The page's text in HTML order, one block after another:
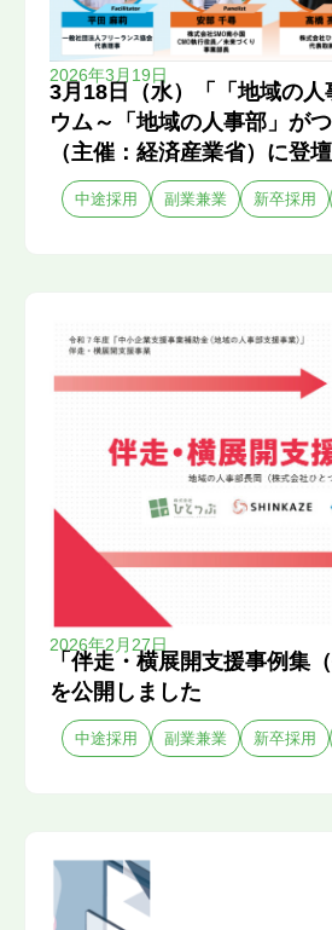
2026年3月19日
3月18日（水）「「地域の
ウム～「地域の人事部」が
（主催：経済産業省）に登
中途採用 副業兼業 新卒採用
2026年2月27日
「伴走・横展開支援事例集
を公開しました
中途採用 副業兼業 新卒採用